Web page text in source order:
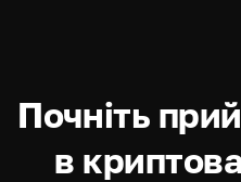
Почніть
в